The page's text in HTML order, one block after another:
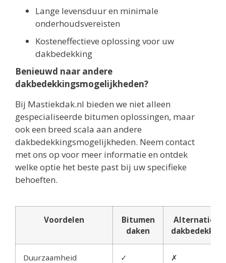
Lange levensduur en minimale
onderhoudsvereisten
Kosteneffectieve oplossing voor uw
dakbedekking
Benieuwd naar andere
dakbedekkingsmogelijkheden?
Bij Mastiekdak.nl bieden we niet alleen
gespecialiseerde bitumen oplossingen, maar
ook een breed scala aan andere
dakbedekkingsmogelijkheden. Neem contact
met ons op voor meer informatie en ontdek
welke optie het beste past bij uw specifieke
behoeften.
Voordelen
Bitumen
daken
Alternatieve
dakbedekking
Duurzaamheid ✓ ✗